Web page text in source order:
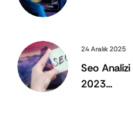
24 Aralık 2025
Seo Analizi
2023...